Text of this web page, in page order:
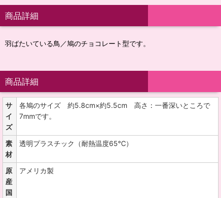
商品詳細
羽ばたいている鳥／鳩のチョコレート型です。
商品詳細
サ
イ
ズ
各鳩のサイズ 約5.8cm×約5.5cm 高さ：一番深いところで
7mmです。
素
材
透明プラスチック（耐熱温度65℃）
原
産
国
アメリカ製